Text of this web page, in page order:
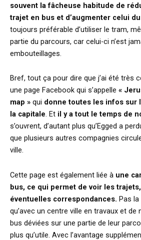
souvent la fâcheuse habitude de
trajet en bus et d’augmenter celui
toujours préférable d’utiliser le tram,
partie du parcours, car celui-ci n’est
embouteillages.
Bref, tout ça pour dire que j’ai été très
une page Facebook qui s’appelle «
map » qui donne toutes les infos sur
la capitale. Et il y a tout le temps de
s’ouvrent, d’autant plus qu’Egged a
que plusieurs autres compagnies
ville.
Cette page est également liée à une
bus, ce qui permet de voir les
éventuelles correspondances. Pas
qu’avec un centre ville en travaux et de
bus déviées sur une partie de leur
plus qu’utile. Avec l’avantage